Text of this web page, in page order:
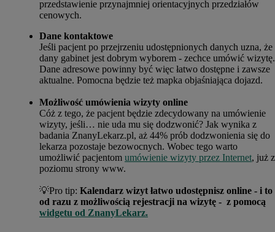
przedstawienie przynajmniej orientacyjnych przedziałów
cenowych.
Dane kontaktowe
Jeśli pacjent po przejrzeniu udostępnionych danych uzna, że
dany gabinet jest dobrym wyborem - zechce umówić wizytę.
Dane adresowe powinny być więc łatwo dostępne i zawsze
aktualne. Pomocna będzie też mapka objaśniająca dojazd.
Możliwość umówienia wizyty online
Cóż z tego, że pacjent będzie zdecydowany na umówienie
wizyty, jeśli… nie uda mu się dodzwonić? Jak wynika z
badania ZnanyLekarz.pl, aż 44% prób dodzwonienia się do
lekarza pozostaje bezowocnych. Wobec tego warto
umożliwić pacjentom umówienie wizyty przez Internet, już z
poziomu strony www.
💡Pro tip: Kalendarz wizyt łatwo udostępnisz online - i to
od razu z możliwością rejestracji na wizytę - z pomocą
widgetu od ZnanyLekarz.